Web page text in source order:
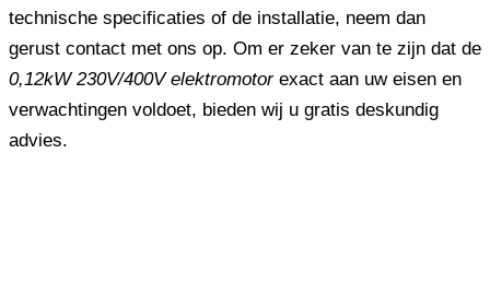
technische specificaties of de installatie, neem dan
gerust contact met ons op. Om er zeker van te zijn dat de
0,12kW 230V/400V elektromotorexact aan uw eisen en
verwachtingen voldoet, bieden wij u gratis deskundig
advies.